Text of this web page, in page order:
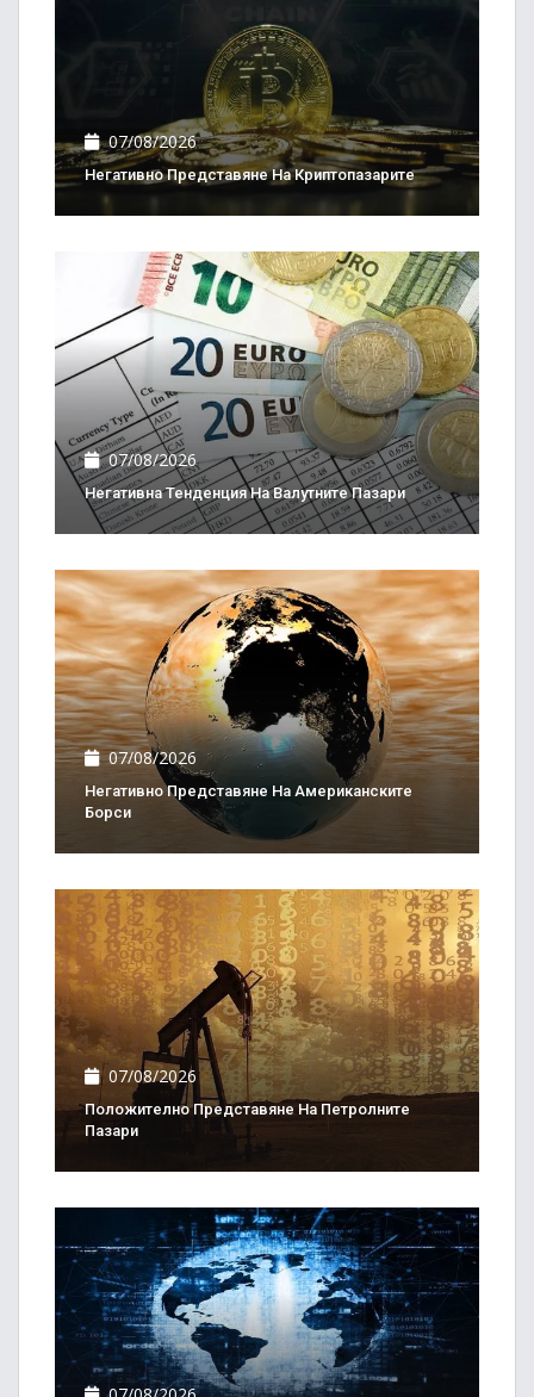
07/08/2026
Негативно Представяне На Криптопазарите
07/08/2026
Негативна Тенденция На Валутните Пазари
07/08/2026
Негативно Представяне На Американските
Борси
07/08/2026
Положително Представяне На Петролните
Пазари